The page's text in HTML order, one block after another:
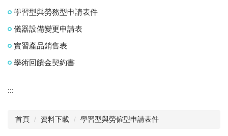
學習型與勞務型申請表件
儀器設備變更申請表
實習產品銷售表
學術回饋金契約書
:::
首頁 資料下載 學習型與勞僱型申請表件